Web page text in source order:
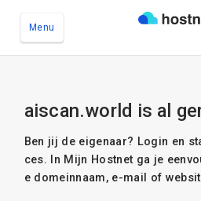
Menu
aiscan.world is al
Ben jij de eigenaar? Login en
ces. In Mijn Hostnet ga je
e domeinnaam, e-mail of